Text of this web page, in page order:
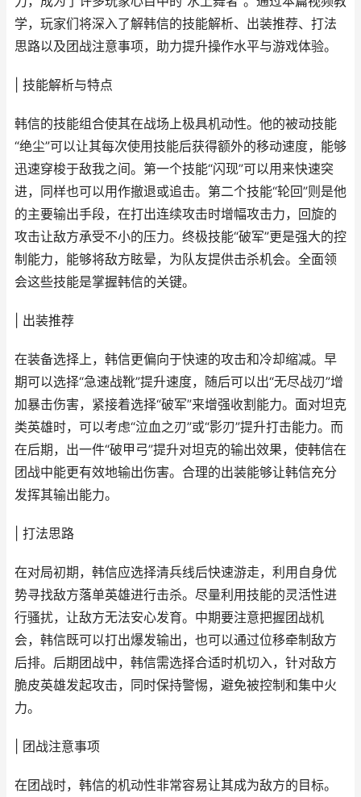
学，玩家们将深入了解韩信的技能解析、出装推荐、打法
思路以及团战注意事项，助力提升操作水平与游戏体验。
| 技能解析与特点
韩信的技能组合使其在战场上极具机动性。他的被动技能
“绝尘”可以让其每次使用技能后获得额外的移动速度，能够
迅速穿梭于敌我之间。第一个技能“闪现”可以用来快速突
进，同样也可以用作撤退或追击。第二个技能“轮回”则是他
的主要输出手段，在打出连续攻击时增幅攻击力，回旋的
攻击让敌方承受不小的压力。终极技能“破军”更是强大的控
制能力，能够将敌方眩晕，为队友提供击杀机会。全面领
会这些技能是掌握韩信的关键。
| 出装推荐
在装备选择上，韩信更偏向于快速的攻击和冷却缩减。早
期可以选择“急速战靴”提升速度，随后可以出“无尽战刃”增
加暴击伤害，紧接着选择“破军”来增强收割能力。面对坦克
类英雄时，可以考虑“泣血之刃”或“影刃”提升打击能力。而
在后期，出一件“破甲弓”提升对坦克的输出效果，使韩信在
团战中能更有效地输出伤害。合理的出装能够让韩信充分
发挥其输出能力。
| 打法思路
在对局初期，韩信应选择清兵线后快速游走，利用自身优
势寻找敌方落单英雄进行击杀。尽量利用技能的灵活性进
行骚扰，让敌方无法安心发育。中期要注意把握团战机
会，韩信既可以打出爆发输出，也可以通过位移牵制敌方
后排。后期团战中，韩信需选择合适时机切入，针对敌方
脆皮英雄发起攻击，同时保持警惕，避免被控制和集中火
力。
| 团战注意事项
在团战时，韩信的机动性非常容易让其成为敌方的目标。